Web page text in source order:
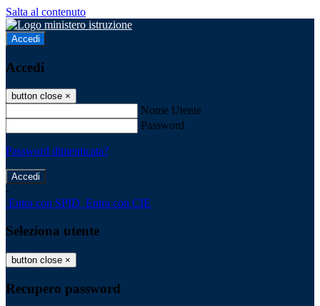
Salta al contenuto
Accedi
Accedi
button close ×
Nome Utente
Password
Password dimenticata?
-
Entra con SPID Entra con CIE
Seleziona utente
button close ×
Recupero password